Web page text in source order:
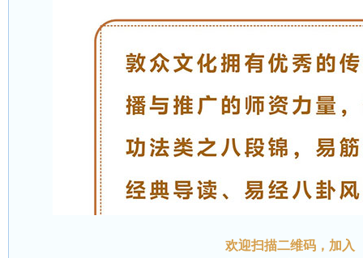
欢迎扫描二维码 ，加入